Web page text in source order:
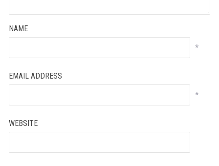
NAME
*
EMAIL ADDRESS
*
WEBSITE